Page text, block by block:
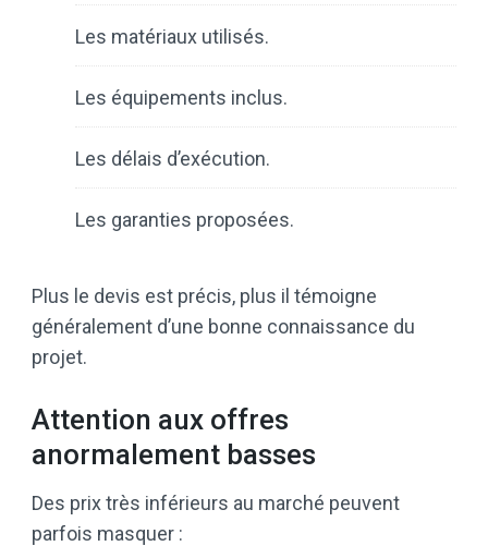
Les matériaux utilisés.
Les équipements inclus.
Les délais d’exécution.
Les garanties proposées.
Plus le devis est précis, plus il témoigne
généralement d’une bonne connaissance du
projet.
Attention aux offres
anormalement basses
Des prix très inférieurs au marché peuvent
parfois masquer :